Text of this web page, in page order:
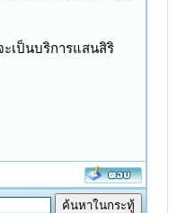
เป็นบริการแสนสิริ